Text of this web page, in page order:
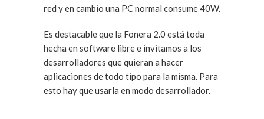
red y en cambio una PC normal consume 40W.
Es destacable que la Fonera 2.0 está toda
hecha en software libre e invitamos a los
desarrolladores que quieran a hacer
aplicaciones de todo tipo para la misma. Para
esto hay que usarla en modo desarrollador.